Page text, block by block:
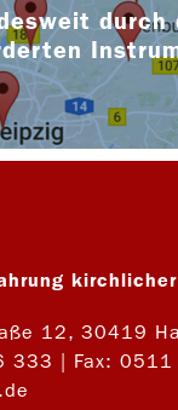
12, 30419
333 | Fax: